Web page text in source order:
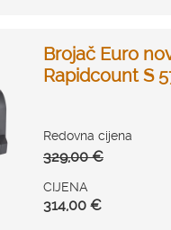
Brojač Euro
Rapidcount S
Redovna cijena
329,00 €
CIJENA
314,00 €